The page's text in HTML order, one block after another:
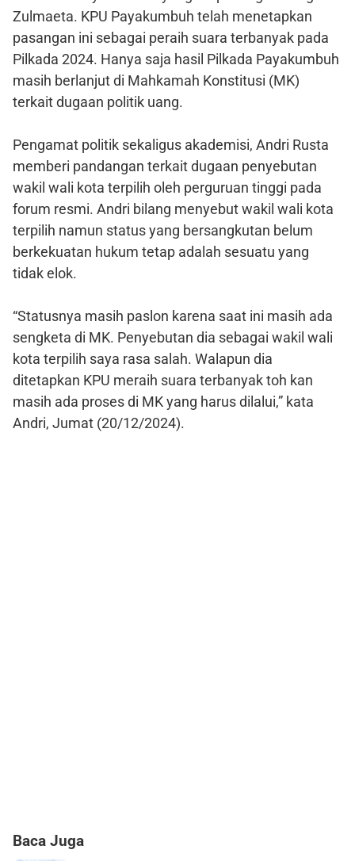
Zulmaeta. KPU Payakumbuh telah menetapkan
pasangan ini sebagai peraih suara terbanyak pada
Pilkada 2024. Hanya saja hasil Pilkada Payakumbuh
masih berlanjut di Mahkamah Konstitusi (MK)
terkait dugaan politik uang.
Pengamat politik sekaligus akademisi, Andri Rusta
memberi pandangan terkait dugaan penyebutan
wakil wali kota terpilih oleh perguruan tinggi pada
forum resmi. Andri bilang menyebut wakil wali kota
terpilih namun status yang bersangkutan belum
berkekuatan hukum tetap adalah sesuatu yang
tidak elok.
“Statusnya masih paslon karena saat ini masih ada
sengketa di MK. Penyebutan dia sebagai wakil wali
kota terpilih saya rasa salah. Walapun dia
ditetapkan KPU meraih suara terbanyak toh kan
masih ada proses di MK yang harus dilalui,” kata
Andri, Jumat (20/12/2024).
Baca Juga